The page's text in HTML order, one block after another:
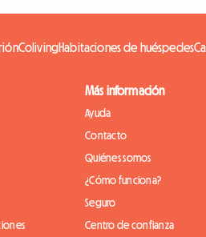
ColivingHabitaciones de huéspedes
Más información
Ayuda
Contacto
Quiénes somos
¿Cómo funciona?
Seguro
Centro de confianza